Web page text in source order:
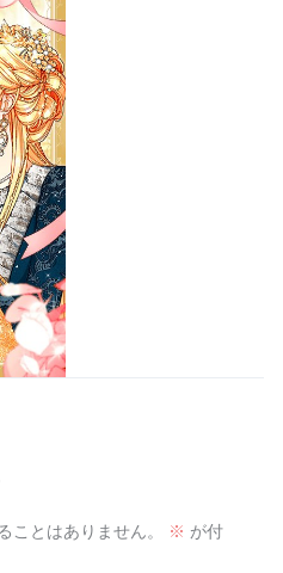
ことはありません。 ※ が付